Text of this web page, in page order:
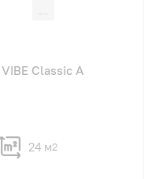
Classic A
24 м2